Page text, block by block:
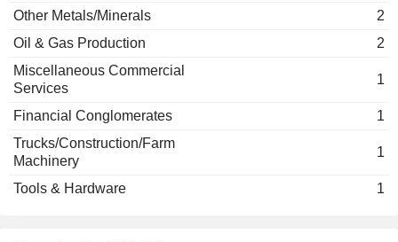
Other Metals/Minerals
2
Oil & Gas Production
2
Miscellaneous Commercial
Services
1
Financial Conglomerates
1
Trucks/Construction/Farm
Machinery
1
Tools & Hardware 1